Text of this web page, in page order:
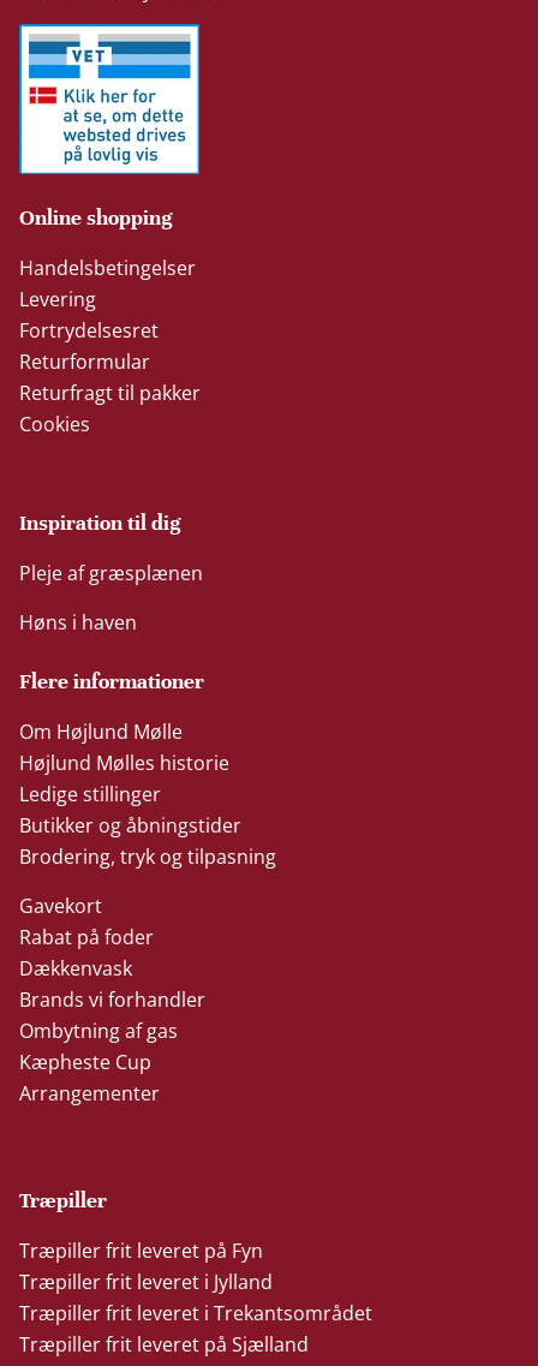
Online shopping
Handelsbetingelser
Levering
Fortrydelsesret
Returformular
Returfragt til pakker
Cookies
Inspiration til dig
Pleje af græsplænen
Høns i haven
Flere informationer
Om Højlund Mølle
Højlund Mølles historie
Ledige stillinger
Butikker og åbningstider
Brodering, tryk og tilpasning
Gavekort
Rabat på foder
Dækkenvask
Brands vi forhandler
Ombytning af gas
Kæpheste Cup
Arrangementer
Træpiller
Træpiller frit leveret på Fyn
Træpiller frit leveret i Jylland
Træpiller frit leveret i Trekantsområdet
Træpiller frit leveret på Sjælland